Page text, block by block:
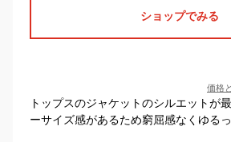
ショップでみる
価格
トップスのジャケットのシルエットが
ーサイズ感があるため窮屈感なくゆる